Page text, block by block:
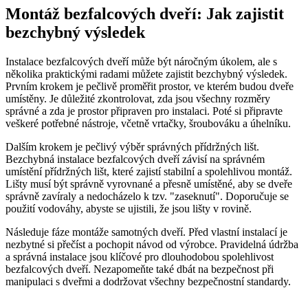
Montáž bezfalcových dveří: Jak zajistit
bezchybný výsledek
Instalace bezfalcových dveří může být náročným úkolem, ale s
několika praktickými radami můžete zajistit bezchybný výsledek.
Prvním krokem je pečlivě proměřit prostor, ve kterém budou dveře
umístěny. Je důležité zkontrolovat, zda jsou všechny rozměry
správné a zda je prostor připraven pro instalaci. Poté si připravte
veškeré potřebné nástroje, včetně vrtačky, šroubováku a úhelníku.
Dalším krokem je pečlivý výběr správných přídržných lišt.
Bezchybná instalace bezfalcových dveří závisí na správném
umístění přídržných lišt, které zajistí stabilní a spolehlivou montáž.
Lišty musí být správně vyrovnané a přesně umístěné, aby se dveře
správně zavíraly a nedocházelo k tzv. "zaseknutí". Doporučuje se
použití vodováhy, abyste se ujistili, že jsou lišty v rovině.
Následuje fáze montáže samotných dveří. Před vlastní instalací je
nezbytné si přečíst a pochopit návod od výrobce. Pravidelná údržba
a správná instalace jsou klíčové pro dlouhodobou spolehlivost
bezfalcových dveří. Nezapomeňte také dbát na bezpečnost při
manipulaci s dveřmi a dodržovat všechny bezpečnostní standardy.